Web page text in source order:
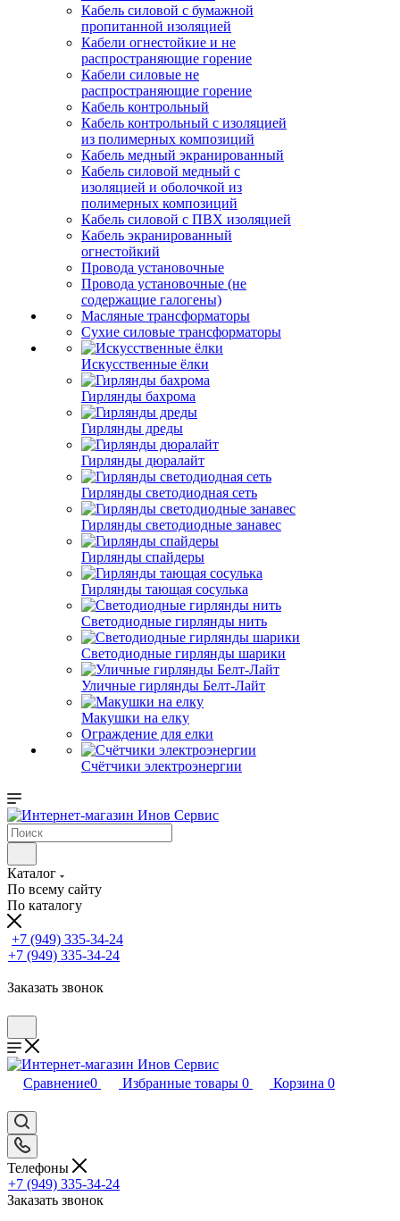
Кабель силовой с бумажной
пропитанной изоляцией
Кабели огнестойкие и не
распространяющие горение
Кабели силовые не
распространяющие горение
Кабель контрольный
Кабель контрольный с изоляцией
из полимерных композиций
Кабель медный экранированный
Кабель силовой медный с
изоляцией и оболочкой из
полимерных композиций
Кабель силовой с ПВХ изоляцией
Кабель экранированный
огнестойкий
Провода установочные
Провода установочные (не
содержащие галогены)
Масляные трансформаторы
Сухие силовые трансформаторы
Искусственные ёлки
Гирлянды бахрома
Гирлянды дреды
Гирлянды дюралайт
Гирлянды светодиодная сеть
Гирлянды светодиодные занавес
Гирлянды спайдеры
Гирлянды тающая сосулька
Светодиодные гирлянды нить
Светодиодные гирлянды шарики
Уличные гирлянды Белт-Лайт
Макушки на елку
Ограждение для елки
Счётчики электроэнергии
Каталог
По всему сайту
По каталогу
+7 (949) 335-34-24
+7 (949) 335-34-24
Заказать звонок
Сравнение0 Избранные товары 0 Корзина 0
Телефоны
+7 (949) 335-34-24
Заказать звонок